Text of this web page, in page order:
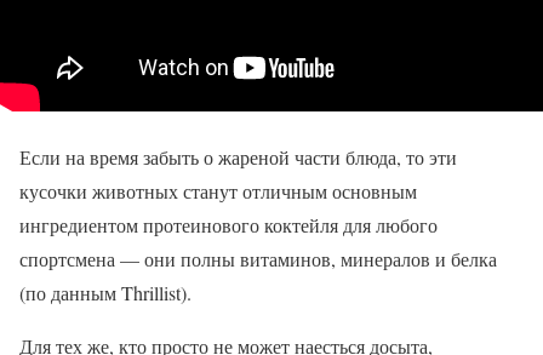
Если на время забыть о жареной части блюда, то эти
кусочки животных станут отличным основным
ингредиентом протеинового коктейля для любого
спортсмена — они полны витаминов, минералов и белка
(по данным Thrillist).
Для тех же, кто просто не может наесться досыта,